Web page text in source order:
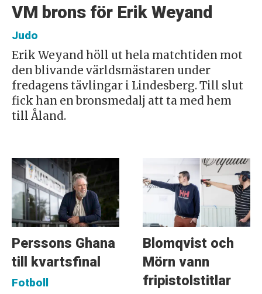
VM brons för Erik Weyand
Judo
Erik Weyand höll ut hela matchtiden mot
den blivande världsmästaren under
fredagens tävlingar i Lindesberg. Till slut
fick han en bronsmedalj att ta med hem
till Åland.
Perssons Ghana
till kvartsfinal
Fotboll
Blomqvist och
Mörn vann
fripistolstitlar